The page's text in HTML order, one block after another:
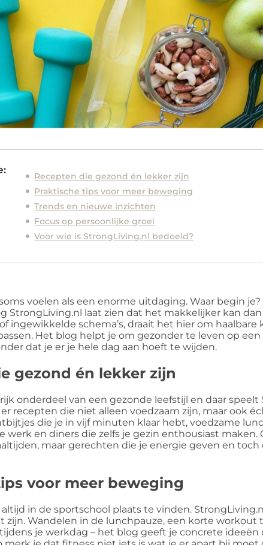
Recepten die gezond én lekker zijn
Praktische tips voor meer beweging
Trends en nieuwe inzichten
Focus op persoonlijke groei
Voor wie is StrongLiving.nl bedoeld?
voelen als een enorme uitdaging. Waar begin
StrongLiving.nl laat zien dat het makkelijker kan
ingewikkelde schema’s, draait het hier om haalbare
Het blog helpt je om gezonder te leven op
dat je er je hele dag aan hoeft te wijden.
gezond én lekker zijn
onderdeel van een gezonde leefstijl en daar speelt
recepten die niet alleen voedzaam zijn, maar ook
die je in vijf minuten klaar hebt, voedzame
werk en diners die zelfs je gezin enthousiast maken.
maar gerechten die je energie geven en
voor meer beweging
in de sportschool plaats te vinden.
zijn. Wandelen in de lunchpauze, een korte workout
je werkdag – het blog geeft je concrete ideeën